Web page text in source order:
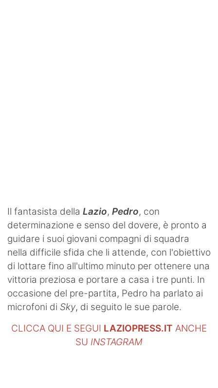
Il fantasista della Lazio, Pedro, con
determinazione e senso del dovere, è pronto a
guidare i suoi giovani compagni di squadra
nella difficile sfida che li attende, con l'obiettivo
di lottare fino all'ultimo minuto per ottenere una
vittoria preziosa e portare a casa i tre punti. In
occasione del pre-partita, Pedro ha parlato ai
microfoni di Sky, di seguito le sue parole.
CLICCA QUI E SEGUI LAZIOPRESS.IT ANCHE
SU INSTAGRAM